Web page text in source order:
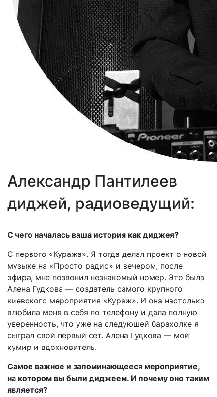
Александр Пантилеев
диджей, радиоведущий:
С чего началась ваша история как диджея?
С первого «Куража». Я тогда делал проект о новой
музыке на «Просто радио» и вечером, после
эфира, мне позвонил незнакомый номер. Это была
Алена Гудкова — создатель самого крупного
киевского мероприятия «Кураж». И она настолько
влюбила меня в себя по телефону и дала полную
уверенность, что уже на следующей барахолке я
сыграл свой первый сет. Алена Гудкова — мой
кумир и вдохновитель.
Самое важное и запоминающееся мероприятие,
на котором вы были диджеем. И почему оно таким
является?